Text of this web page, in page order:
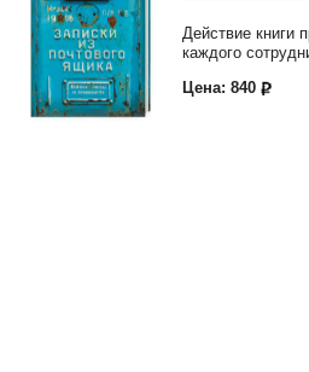
Действие книги
каждого
Цена: 840